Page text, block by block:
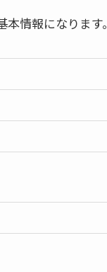
情報になります。